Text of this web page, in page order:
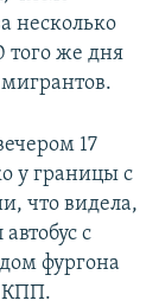
несколько
того же дня
17
у границы с
что видела,
с
фургона
КПП.